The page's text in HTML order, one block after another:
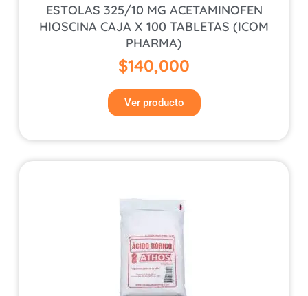
ESTOLAS 325/10 MG ACETAMINOFEN
HIOSCINA CAJA X 100 TABLETAS (ICOM
PHARMA)
$140,000
Ver producto